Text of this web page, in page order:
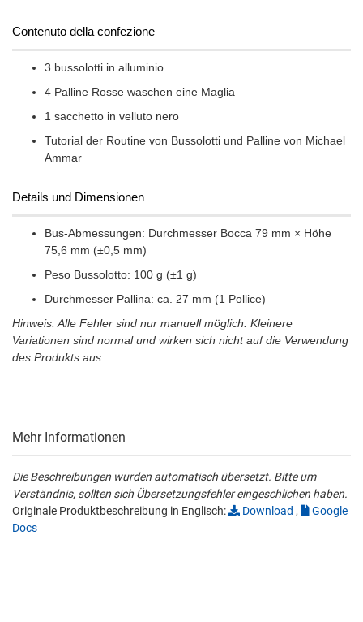
Contenuto della confezione
3 bussolotti in alluminio
4 Palline Rosse waschen eine Maglia
1 sacchetto in velluto nero
Tutorial der Routine von Bussolotti und Palline von Michael
Ammar
Details und Dimensionen
Bus-Abmessungen: Durchmesser Bocca 79 mm × Höhe
75,6 mm (±0,5 mm)
Peso Bussolotto: 100 g (±1 g)
Durchmesser Pallina: ca. 27 mm (1 Pollice)
Hinweis: Alle Fehler sind nur manuell möglich. Kleinere
Variationen sind normal und wirken sich nicht auf die Verwendung
des Produkts aus.
Mehr Informationen
Die Beschreibungen wurden automatisch übersetzt. Bitte um
Verständnis, sollten sich Übersetzungsfehler eingeschlichen haben.
Originale Produktbeschreibung in Englisch:
Download ,
Google
Docs